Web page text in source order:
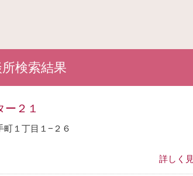
検索結果
ー２１
町１丁目１−２６
詳しく